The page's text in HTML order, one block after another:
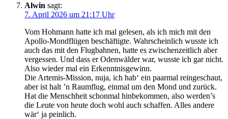
Alwin sagt:
7. April 2026 um 21:17 Uhr
Vom Hohmann hatte ich mal gelesen, als ich mich mit den
Apollo-Mondflügen beschäftigte. Wahrscheinlich wusste ich
auch das mit den Flugbahnen, hatte es zwischenzeitlich aber
vergessen. Und dass er Odenwälder war, wusste ich gar nicht.
Also wieder mal ein Erkenntnisgewinn.
Die Artemis-Mission, nuja, ich hab‘ ein paarmal reingeschaut,
aber ist halt ’n Raumflug, einmal um den Mond und zurück.
Hat die Menschheit schonmal hinbekommen, also werden’s
die Leute von heute doch wohl auch schaffen. Alles andere
wär‘ ja peinlich.